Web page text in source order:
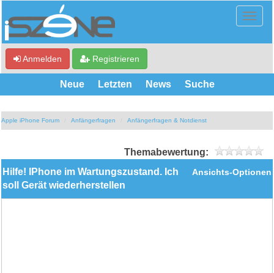
Anmelden Registrieren
Neue Letzten News Suche
Apple iPhone Forum Anfängerfragen Anfängerfragen & Notdienst
Themabewertung:
Ansichts-Optionen
Hilfe! IPhone im Wartungszustand. Ich
soll Gerät wiederherstellen